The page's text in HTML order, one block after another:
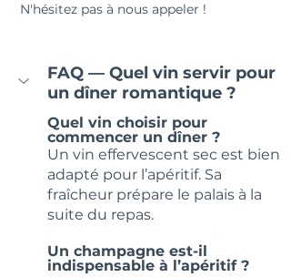
N'hésitez pas à nous appeler !
FAQ — Quel vin servir pour
un dîner romantique ?
Quel vin choisir pour
commencer un dîner ?
Un vin effervescent sec est bien
adapté pour l’apéritif. Sa
fraîcheur prépare le palais à la
suite du repas.
Un champagne est-il
indispensable à l’apéritif ?